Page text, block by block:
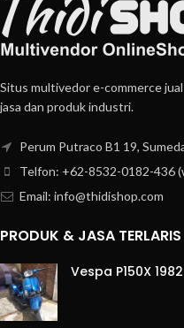
Situs multivedor e-commerce
jasa dan produk industri.
Perum Putraco B1 19,
Telfon: +62-8532-0182-436
Email: info@thidishop.com
PRODUK & JASA TERLARIS
Vespa P150X